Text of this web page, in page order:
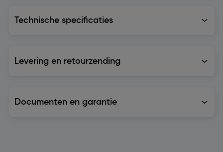
Technische specificaties
Levering en retourzending
Documenten en garantie